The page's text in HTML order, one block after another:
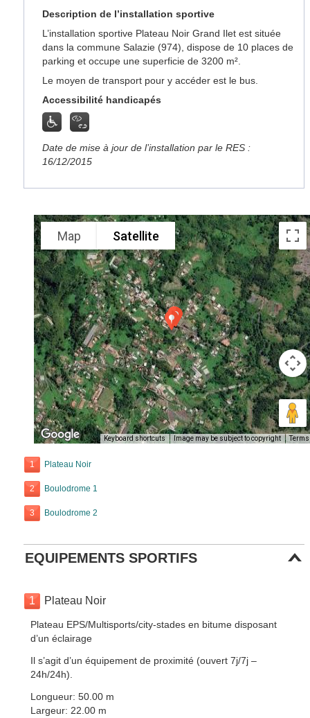
Description de l’installation sportive
L’installation sportive Plateau Noir Grand Ilet est située
dans la commune Salazie (974), dispose de 10 places de
parking et occupe une superficie de 3200 m².
Le moyen de transport pour y accéder est le bus.
Accessibilité handicapés
Date de mise à jour de l’installation par le RES :
16/12/2015
Map Satellite
Keyboard shortcuts Image may be subject to copyright Terms
1 Plateau Noir
2 Boulodrome 1
3 Boulodrome 2
EQUIPEMENTS SPORTIFS
1 Plateau Noir
Plateau EPS/Multisports/city-stades en bitume disposant
d’un éclairage
Il s’agit d’un équipement de proximité (ouvert 7j/7j –
24h/24h).
Longueur: 50.00 m
Largeur: 22.00 m